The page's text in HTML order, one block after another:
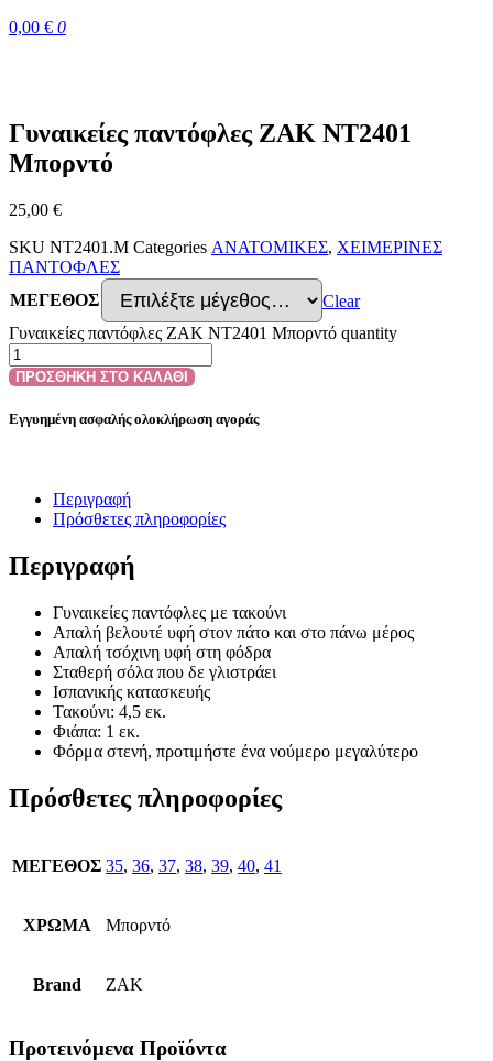
0,00 € 0
Γυναικείες παντόφλες ZAK NT2401
Μπορντό
25,00 €
SKU NT2401.M Categories ΑΝΑΤΟΜΙΚΕΣ, ΧΕΙΜΕΡΙΝΕΣ
ΠΑΝΤΟΦΛΕΣ
ΜΕΓΕΘΟΣ
Clear
Γυναικείες παντόφλες ZAK NT2401 Μπορντό quantity
ΠΡΟΣΘΗΚΗ ΣΤΟ ΚΑΛΑΘΙ
Εγγυημένη ασφαλής ολοκλήρωση αγοράς
Περιγραφή
Πρόσθετες πληροφορίες
Περιγραφή
Γυναικείες παντόφλες με τακούνι
Απαλή βελουτέ υφή στον πάτο και στο πάνω μέρος
Απαλή τσόχινη υφή στη φόδρα
Σταθερή σόλα που δε γλιστράει
Ισπανικής κατασκευής
Τακούνι: 4,5 εκ.
Φιάπα: 1 εκ.
Φόρμα στενή, προτιμήστε ένα νούμερο μεγαλύτερο
Πρόσθετες πληροφορίες
ΜΕΓΕΘΟΣ 35, 36, 37, 38, 39, 40, 41
ΧΡΩΜΑ Μπορντό
Brand ZAK
Προτεινόμενα Προϊόντα